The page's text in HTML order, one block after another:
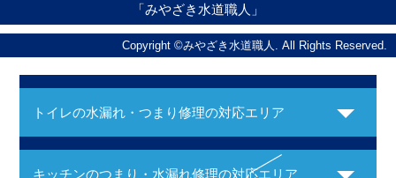
「みやざき水道職人」
Copyright ©みやざき水道職人. All Rights Reserved.
トイレの水漏れ・つまり修理の対応エリア
キッチンのつまり・水漏れ修理の対応エリア